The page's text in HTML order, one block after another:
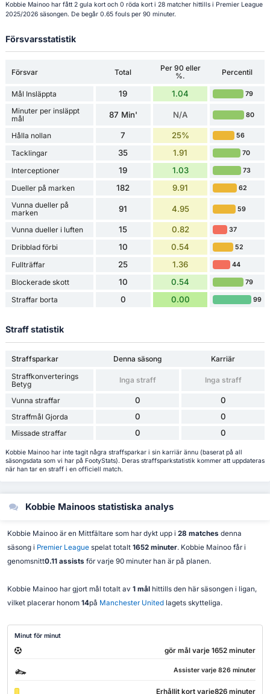
Kobbie Mainoo har fått 2 gula kort och 0 röda kort i 28 matcher hittills i Premier League
2025/2026 säsongen. De begår 0.65 fouls per 90 minuter.
Försvarsstatistik
Försvar Total
Per 90 eller
%.
Percentil
Mål Insläppta 19 1.04 79
Minuter per insläppt
mål
87 Min' N/A 80
Hålla nollan 7 25% 56
Tacklingar 35 1.91 70
Interceptioner 19 1.03 73
Dueller på marken 182 9.91 62
Vunna dueller på
marken
91 4.95 59
Vunna dueller i luften 15 0.82 37
Dribblad förbi 10 0.54 52
Fullträffar 25 1.36 44
Blockerade skott 10 0.54 79
Straffar borta 0 0.00 99
Straff statistik
Straffsparkar Denna säsong
Karriär
Straffkonverterings
Betyg
Inga straff Inga straff
Vunna straffar 0 0
Straffmål Gjorda 0 0
Missade straffar 0 0
Kobbie Mainoo har inte tagit några straffsparkar i sin karriär ännu (baserat på all
säsongsdata som vi har på FootyStats). Deras straffsparkstatistik kommer att uppdateras
när han tar en straff i en officiell match.
Kobbie Mainoos statistiska analys
Kobbie Mainoo är en Mittfältare som har dykt upp i 28 matches denna
säsong i Premier Leaguespelat totalt 1652 minuter. Kobbie Mainoo får i
genomsnitt0.11 assists för varje 90 minuter han är på planen.
Kobbie Mainoo har gjort mål totalt av 1 mål hittills den här säsongen i ligan,
vilket placerar honom 14på Manchester Unitedlagets skytteliga.
Minut för minut
gör mål varje 1652 minuter
Assister varje 826 minuter
Erhållit kort varje826 minuter